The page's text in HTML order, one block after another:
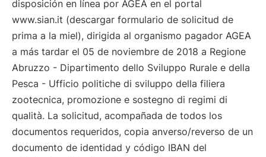
disposición en línea por AGEA en el portal
www.sian.it (descargar formulario de solicitud de
prima a la miel), dirigida al organismo pagador AGEA
a más tardar el 05 de noviembre de 2018 a Regione
Abruzzo - Dipartimento dello Sviluppo Rurale e della
Pesca - Ufficio politiche di sviluppo della filiera
zootecnica, promozione e sostegno di regimi di
qualità. La solicitud, acompañada de todos los
documentos requeridos, copia anverso/reverso de un
documento de identidad y código IBAN del